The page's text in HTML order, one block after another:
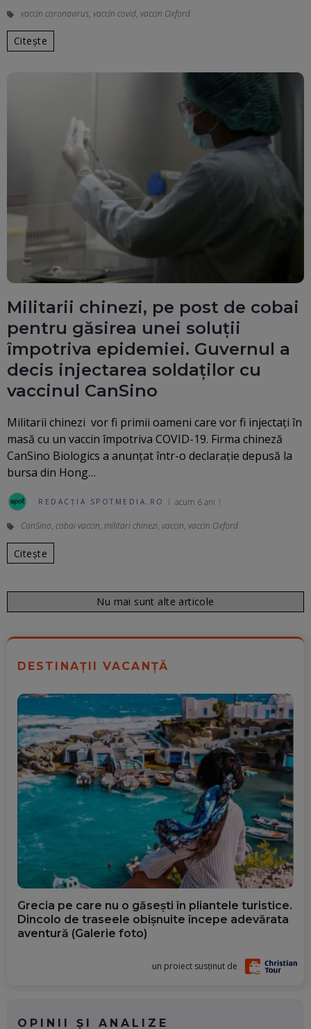
vaccin coronavirus, vaccin covid, vaccin Oxford
Citește
Militarii chinezi, pe post de cobai
pentru găsirea unei soluții
împotriva epidemiei. Guvernul a
decis injectarea soldaților cu
vaccinul CanSino
Militarii chinezi vor fi primii oameni care vor fi injectați în
masă cu un vaccin împotriva COVID-19. Firma chineză
CanSino Biologics a anunțat într-o declarație depusă la
bursa din Hong…
REDACȚIA SPOTMEDIA.RO acum 6 ani
CanSino, cobai vaccin, militari chinezi, vaccin, vaccin Oxford
Citește
Nu mai sunt alte articole
DESTINAȚII VACANȚĂ
Grecia pe care nu o găsești în pliantele turistice.
Dincolo de traseele obișnuite începe adevărata
aventură (Galerie foto)
un proiect susținut de
OPINII ȘI ANALIZE